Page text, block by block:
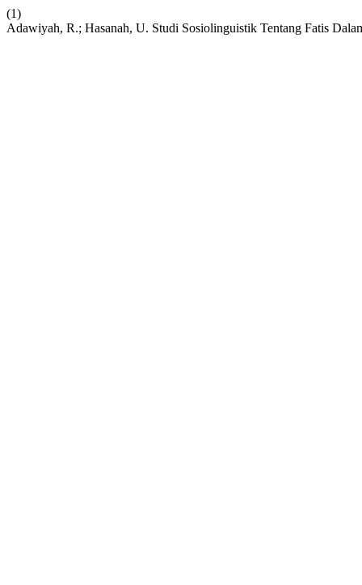
(1)
Adawiyah, R.; Hasanah, U. Studi Sosiolinguistik Tentang Fatis